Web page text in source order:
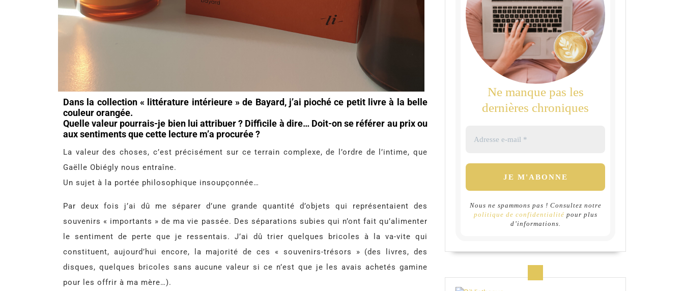
Dans la collection « littérature intérieure » de Bayard, j’ai pioché ce petit livre à la belle
couleur orangée.
Quelle valeur pourrais-je bien lui attribuer ? Difficile à dire… Doit-on se référer au prix ou
aux sentiments que cette lecture m’a procurée ?
La valeur des choses, c’est précisément sur ce terrain complexe, de l’ordre de l’intime, que
Gaëlle Obiégly nous entraîne.
Un sujet à la portée philosophique insoupçonnée…
Par deux fois j’ai dû me séparer d’une grande quantité d’objets qui représentaient des
souvenirs « importants » de ma vie passée. Des séparations subies qui n’ont fait qu’alimenter
le sentiment de perte que je ressentais. J’ai dû trier quelques bricoles à la va-vite qui
constituent, aujourd’hui encore, la majorité de ces « souvenirs-trésors » (des livres, des
disques, quelques bricoles sans aucune valeur si ce n’est que je les avais achetés gamine
pour les offrir à ma mère…).
Ne manque pas les
dernières chroniques
Nous ne spammons pas ! Consultez notre
politique de confidentialité pour plus
d’informations.